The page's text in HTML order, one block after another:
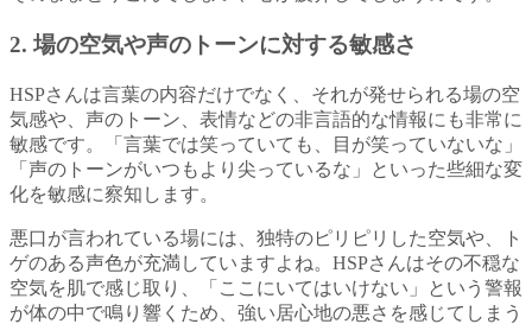
2. 場の空気や声のトーンに対する敏感さ
HSPさんは言葉の内容だけでなく、それが発せられる場の空
気感や、声のトーン、表情などの非言語的な情報にも非常に
敏感です。「言葉では笑っていても、目が笑っていないな」
「声のトーンがいつもより尖っているな」といった些細な変
化を敏感に察知します。
悪口が言われている場には、独特のピリピリした空気や、ト
ゲのある声色が充満していますよね。HSPさんはその不穏な
空気を肌で感じ取り、「ここにいてはいけない」という警報
が体の中で鳴り響くため、強い居心地の悪さを感じてしまう